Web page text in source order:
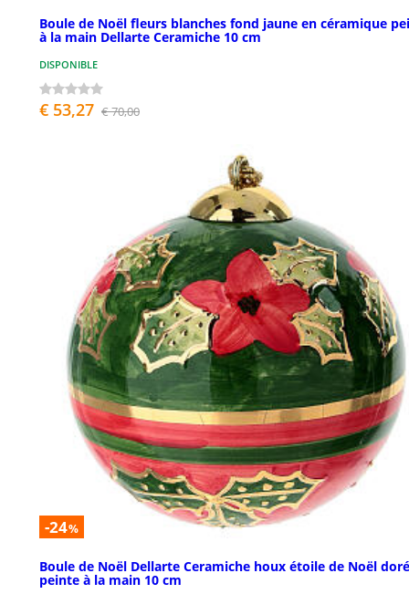
Boule de Noël fleurs blanches fond jaune en céramique
à la main Dellarte Ceramiche 10 cm
DISPONIBLE
€ 53,27 € 70,00
-24%
Boule de Noël Dellarte Ceramiche houx étoile de Noël
peinte à la main 10 cm